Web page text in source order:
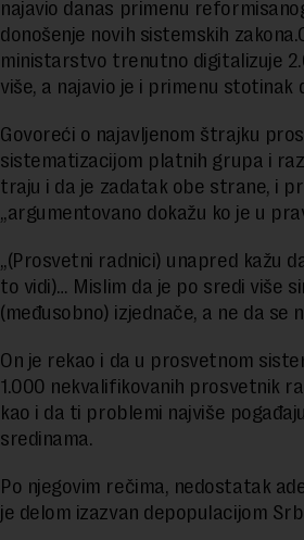
najavio danas primenu
donošenje novih sistemskih
ministarstvo trenutno digitalizuje
više, a najavio je i primenu stotinak
Govoreći o najavljenom štrajku
sistematizacijom platnih grupa i
traju i da je zadatak obe strane, i
„argumentovano dokažu ko je u
„(Prosvetni radnici) unapred kažu
to vidi)… Mislim da je po sredi više
(međusobno) izjednače, a ne da se
On je rekao i da u prosvetnom
1.000 nekvalifikovanih prosvetnik
kao i da ti problemi najviše
sredinama.
Po njegovim rečima, nedostatak
je delom izazvan depopulacijom